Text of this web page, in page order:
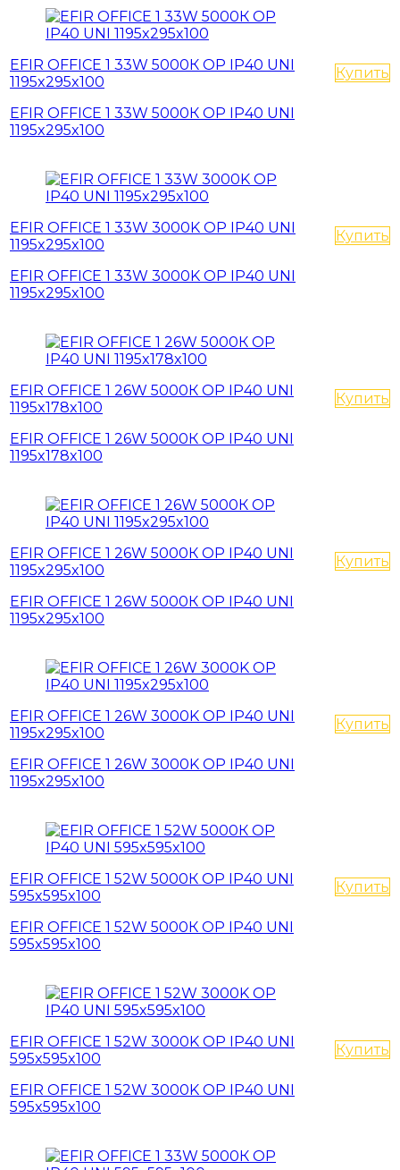
EFIR OFFICE 1 33W 5000К OP IP40 UNI
1195x295x100
EFIR OFFICE 1 33W 5000К OP IP40 UNI
1195x295x100
Купить
EFIR OFFICE 1 33W 3000K OP IP40 UNI
1195x295x100
EFIR OFFICE 1 33W 3000K OP IP40 UNI
1195x295x100
Купить
EFIR OFFICE 1 26W 5000К OP IP40 UNI
1195x178x100
EFIR OFFICE 1 26W 5000К OP IP40 UNI
1195x178x100
Купить
EFIR OFFICE 1 26W 5000К OP IP40 UNI
1195x295x100
EFIR OFFICE 1 26W 5000К OP IP40 UNI
1195x295x100
Купить
EFIR OFFICE 1 26W 3000K OP IP40 UNI
1195x295x100
EFIR OFFICE 1 26W 3000K OP IP40 UNI
1195x295x100
Купить
EFIR OFFICE 1 52W 5000К OP IP40 UNI
595x595x100
EFIR OFFICE 1 52W 5000К OP IP40 UNI
595x595x100
Купить
EFIR OFFICE 1 52W 3000K OP IP40 UNI
595x595x100
EFIR OFFICE 1 52W 3000K OP IP40 UNI
595x595x100
Купить